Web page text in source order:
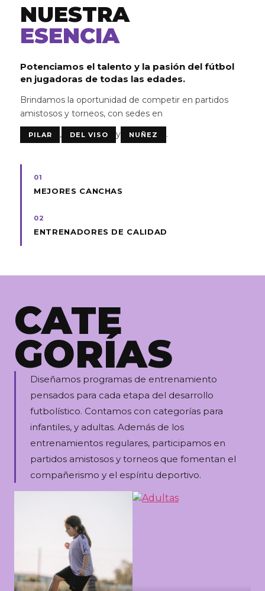
NUESTRA
ESENCIA
Potenciamos el talento y la pasión del fútbol
en jugadoras de todas las edades.
Brindamos la oportunidad de competir en partidos
amistosos y torneos, con sedes en
PILAR , DEL VISO y NUÑEZ .
01
MEJORES CANCHAS
02
ENTRENADORES DE CALIDAD
CATE
GORÍAS
Diseñamos programas de entrenamiento
pensados para cada etapa del desarrollo
futbolístico. Contamos con categorías para
infantiles, y adultas. Además de los
entrenamientos regulares, participamos en
partidos amistosos y torneos que fomentan el
compañerismo y el espíritu deportivo.